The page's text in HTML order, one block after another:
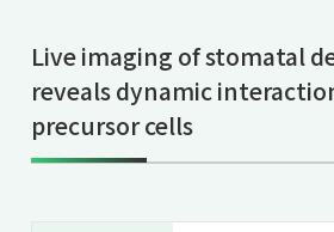
領域の概要・特色
領域賞の紹介
研究室一覧
教員一覧
共用機器・設備紹介
教育TOP
研究室への配属
5年一貫コースの
キャリア
キャリアTOP
Live imaging of stomatal
reveals dynamic
precursor cells